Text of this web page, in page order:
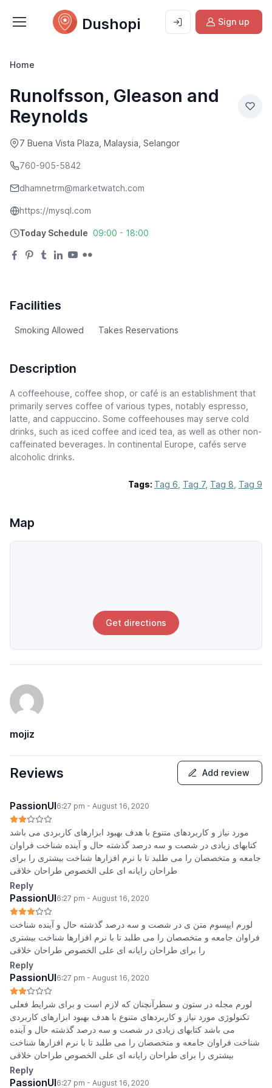
Dushopi Sign up
Home
Runolfsson, Gleason and
Reynolds
7 Buena Vista Plaza, Malaysia, Selangor
760-905-5842
dhamnetrm@marketwatch.com
https://mysql.com
Today Schedule 09:00 - 18:00
Facilities
Smoking Allowed Takes Reservations
Description
A coffeehouse, coffee shop, or café is an establishment that
primarily serves coffee of various types, notably espresso,
latte, and cappuccino. Some coffeehouses may serve cold
drinks, such as iced coffee and iced tea, as well as other non-
caffeinated beverages. In continental Europe, cafés serve
alcoholic drinks.
Tags: Tag 6 Tag 7, Tag 8 Tag 9
Map
Get directions
mojiz
Reviews Add review
PassionUI6:27 pm - August 16, 2020
مورد نیاز و کاربردهای متنوع با هدف بهبود ابزارهای کاربردی می باشد
کتابهای زیادی در شصت و سه درصد گذشته حال و آینده شناخت فراوان
جامعه و متخصصان را می طلبد تا با نرم افزارها شناخت بیشتری را برای
طراحان رایانه ای علی الخصوص طراحان خلاقی
Reply
PassionUI6:27 pm - August 16, 2020
لورم ایپسوم متن ی در شصت و سه درصد گذشته حال و آینده شناخت
فراوان جامعه و متخصصان را می طلبد تا با نرم افزارها شناخت بیشتری
را برای طراحان رایانه ای علی الخصوص طراحان خلاقی
Reply
PassionUI6:27 pm - August 16, 2020
لورم مجله در ستون و سطرآنچنان که لازم است و برای شرایط فعلی
تکنولوژی مورد نیاز و کاربردهای متنوع با هدف بهبود ابزارهای کاربردی
می باشد کتابهای زیادی در شصت و سه درصد گذشته حال و آینده
شناخت فراوان جامعه و متخصصان را می طلبد تا با نرم افزارها شناخت
بیشتری را برای طراحان رایانه ای علی الخصوص طراحان خلاقی
Reply
PassionUI6:27 pm - August 16, 2020